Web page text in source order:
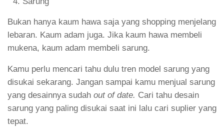
Bukan hanya kaum hawa saja yang shopping menjelang
lebaran. Kaum adam juga. Jika kaum hawa membeli
mukena, kaum adam membeli sarung.
Kamu perlu mencari tahu dulu tren model sarung yang
disukai sekarang. Jangan sampai kamu menjual sarung
yang desainnya sudah out of date. Cari tahu desain
sarung yang paling disukai saat ini lalu cari suplier yang
tepat.